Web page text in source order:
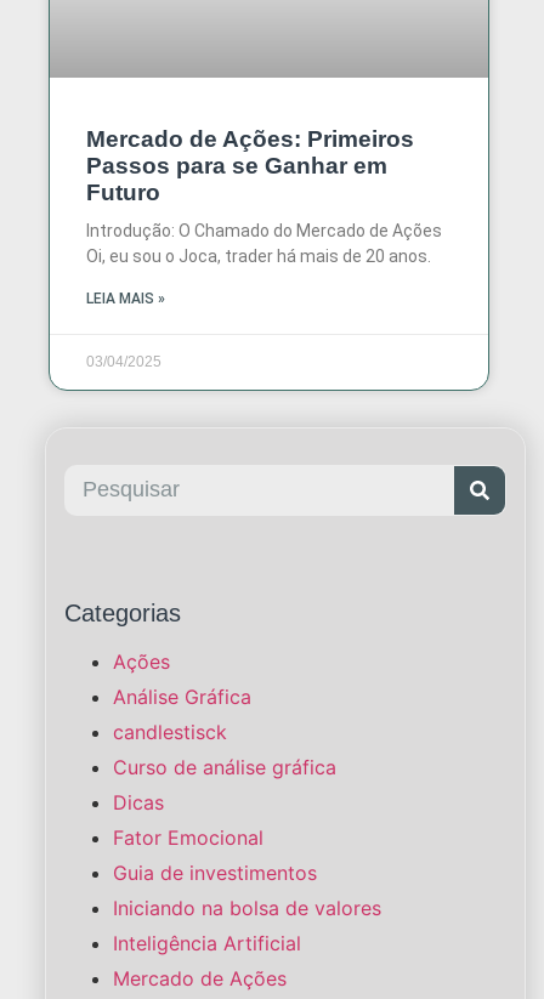
Mercado de Ações: Primeiros
Passos para se Ganhar em
Futuro
Introdução: O Chamado do Mercado de Ações
Oi, eu sou o Joca, trader há mais de 20 anos.
LEIA MAIS »
03/04/2025
Categorias
Ações
Análise Gráfica
candlestisck
Curso de análise gráfica
Dicas
Fator Emocional
Guia de investimentos
Iniciando na bolsa de valores
Inteligência Artificial
Mercado de Ações